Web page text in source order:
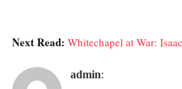
Next Read: Whitechapel at War:
admin: